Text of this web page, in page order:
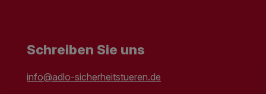
Schreiben Sie uns
info@adlo-sicherheitstueren.de